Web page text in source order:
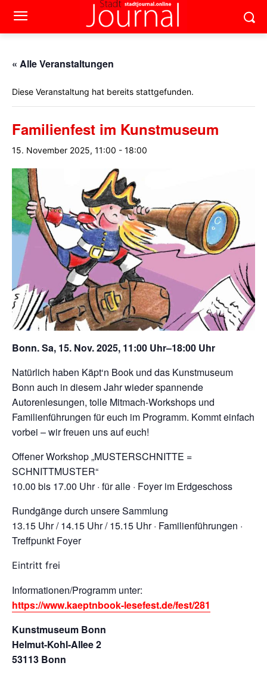
« Alle Veranstaltungen
Diese Veranstaltung hat bereits stattgefunden.
Familienfest im Kunstmuseum
15. November 2025, 11:00 - 18:00
Bonn. Sa, 15. Nov. 2025, 11:00 Uhr–18:00 Uhr
Natürlich haben Käpt‘n Book und das Kunstmuseum
Bonn auch in diesem Jahr wieder spannende
Autorenlesungen, tolle Mitmach-Workshops und
Familienführungen für euch im Programm. Kommt einfach
vorbei – wir freuen uns auf euch!
Offener Workshop „MUSTERSCHNITTE =
SCHNITTMUSTER“
10.00 bis 17.00 Uhr · für alle · Foyer im Erdgeschoss
Rundgänge durch unsere Sammlung
13.15 Uhr / 14.15 Uhr / 15.15 Uhr · Familienführungen ·
Treffpunkt Foyer
Eintritt frei
Informationen/Programm unter:
https://www.kaeptnbook-lesefest.de/fest/281
Kunstmuseum Bonn
Helmut-Kohl-Allee 2
53113 Bonn